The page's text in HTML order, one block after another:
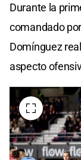
Durante la
comandado
Domínguez
aspecto